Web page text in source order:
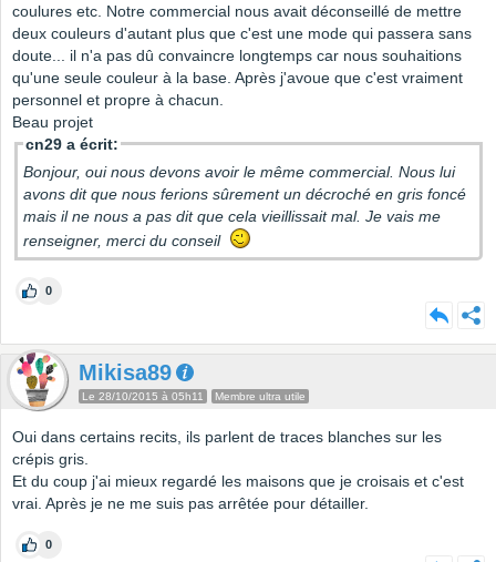
coulures etc. Notre commercial nous avait déconseillé de mettre
deux couleurs d'autant plus que c'est une mode qui passera sans
doute... il n'a pas dû convaincre longtemps car nous souhaitions
qu'une seule couleur à la base. Après j'avoue que c'est vraiment
personnel et propre à chacun.
Beau projet
cn29 a écrit:
Bonjour, oui nous devons avoir le même commercial. Nous lui
avons dit que nous ferions sûrement un décroché en gris foncé
mais il ne nous a pas dit que cela vieillissait mal. Je vais me
renseigner, merci du conseil
0
Mikisa89
Le 28/10/2015 à 05h11 Membre ultra utile
Oui dans certains recits, ils parlent de traces blanches sur les
crépis gris.
Et du coup j'ai mieux regardé les maisons que je croisais et c'est
vrai. Après je ne me suis pas arrêtée pour détailler.
0